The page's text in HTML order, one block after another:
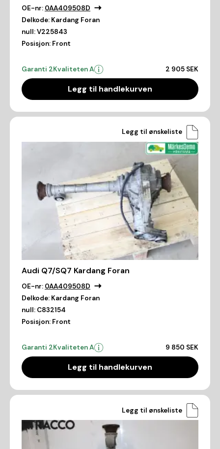
OE-nr: 0AA409508D
Delkode: Kardang Foran
null:V225843
Posisjon: Front
Garanti 2Kvaliteten A 2 905 SEK
Legg til handlekurven
Legg til ønskeliste
Audi Q7/SQ7 Kardang Foran
OE-nr: 0AA409508D
Delkode: Kardang Foran
null: C832154
Posisjon: Front
Garanti 2Kvaliteten A 9 850 SEK
Legg til handlekurven
Legg til ønskeliste